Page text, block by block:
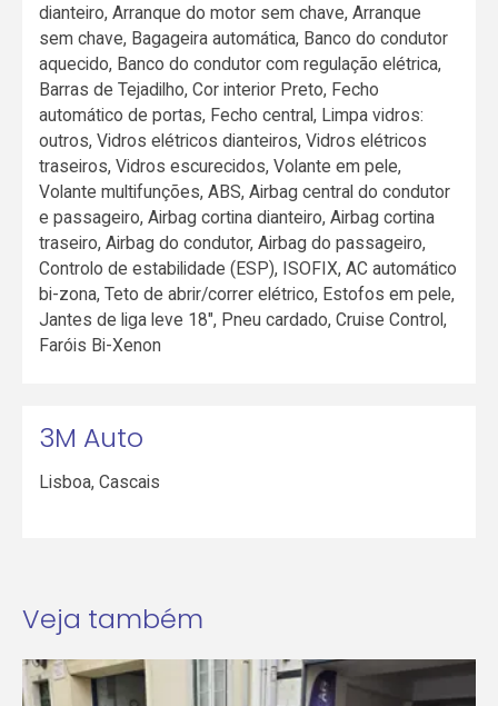
dianteiro, Arranque do motor sem chave, Arranque
sem chave, Bagageira automática, Banco do condutor
aquecido, Banco do condutor com regulação elétrica,
Barras de Tejadilho, Cor interior Preto, Fecho
automático de portas, Fecho central, Limpa vidros:
outros, Vidros elétricos dianteiros, Vidros elétricos
traseiros, Vidros escurecidos, Volante em pele,
Volante multifunções, ABS, Airbag central do condutor
e passageiro, Airbag cortina dianteiro, Airbag cortina
traseiro, Airbag do condutor, Airbag do passageiro,
Controlo de estabilidade (ESP), ISOFIX, AC automático
bi-zona, Teto de abrir/correr elétrico, Estofos em pele,
Jantes de liga leve 18", Pneu cardado, Cruise Control,
Faróis Bi-Xenon
3M Auto
Lisboa,Cascais
Veja também